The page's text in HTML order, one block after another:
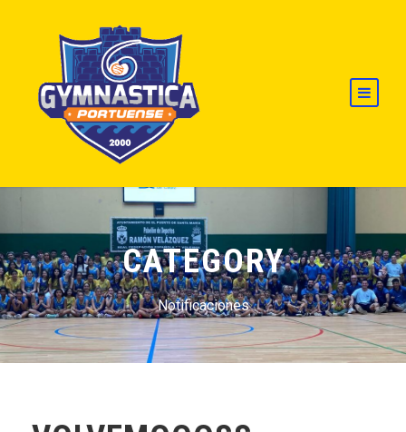
CATEGORY
Notificaciones